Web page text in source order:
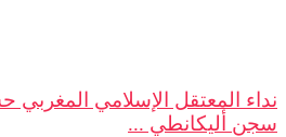
نداء المعتقل الإسلامي
سجن أليكانطي ...